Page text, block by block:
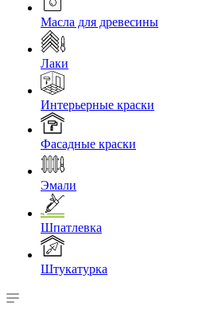
Масла для древесины
Лаки
Интерьерные краски
Фасадные краски
Эмали
Шпатлевка
Штукатурка